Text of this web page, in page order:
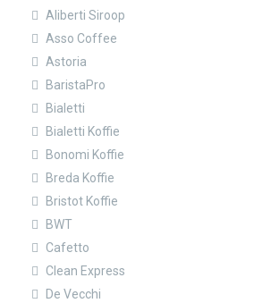
Aliberti Siroop
Asso Coffee
Astoria
BaristaPro
Bialetti
Bialetti Koffie
Bonomi Koffie
Breda Koffie
Bristot Koffie
BWT
Cafetto
Clean Express
De Vecchi